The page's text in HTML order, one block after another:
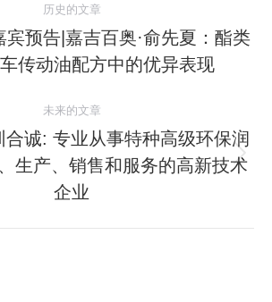
历史的文章
历
史
章：
宾预告|嘉吉百奥·俞先夏：酯类
传动油配方中的优异表现
未来的文章
未
来
合诚: 专业从事特种高级环保润
生产、销售和服务的高新技术
企业